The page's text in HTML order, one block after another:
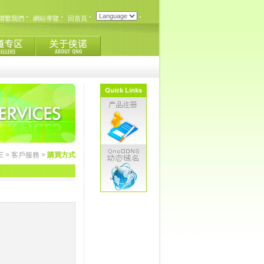
繫我們 網站導覽 回首頁
> 客戶服務 > 購買方式